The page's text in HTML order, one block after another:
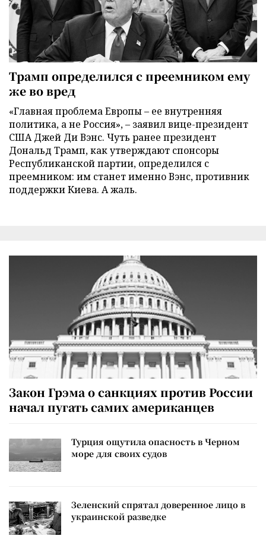
Трамп определился с преемником ему
же во вред
«Главная проблема Европы – ее внутренняя
политика, а не Россия», – заявил вице-президент
США Джей Ди Вэнс. Чуть ранее президент
Дональд Трамп, как утверждают спонсоры
Республиканской партии, определился с
преемником: им станет именно Вэнс, противник
поддержки Киева. А жаль.
Закон Грэма о санкциях против России
начал пугать самих американцев
Турция ощутила опасность в Черном
море для своих судов
Зеленский спрятал доверенное лицо в
украинской разведке